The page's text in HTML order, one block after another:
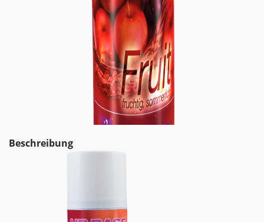
Beschreibung